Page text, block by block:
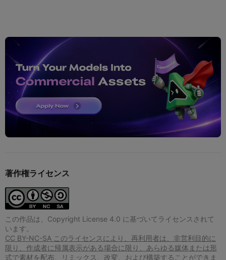
著作権ライセンス
この作品は、Copyright License 4.0 に基づいてライセンスされて
います。
CC BY-NC-SA このライセンスにより、再利用者は、非営利目的に
限り、作成者に帰属表示がある場合に限り、あらゆる媒体または形
式で素材を配布、リミックス、改変、および構築することができま